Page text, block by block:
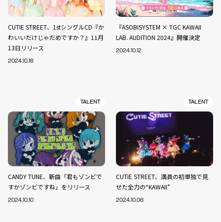
CUTIE STREET、1stシングルCD『か
わいいだけじゃだめですか？』11月
13日リリース
2024.10.16
『ASOBISYSTEM × TGC KAWAII
LAB. AUDITION 2024』開催決定
2024.10.12
TALENT
CANDY TUNE、新曲「君もゾンビで
すかゾンビですね」をリリース
2024.10.10
TALENT
CUTIE STREET、満員の初単独で見
せた全力の“KAWAII”
2024.10.08